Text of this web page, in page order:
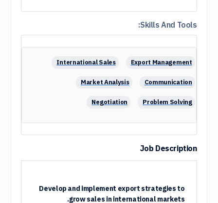
Skills And Tools:
Export Management
International Sales
Communication
Market Analysis
Problem Solving
Negotiation
Logistics Coordination
Relationship Building
Job Description
Develop and implement export strategies to
grow sales in international markets.